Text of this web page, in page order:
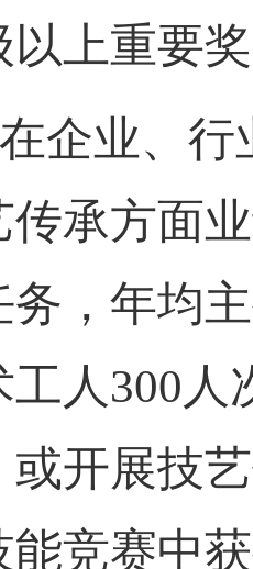
以上重要
在企业、
传承方面
务，年均
人 300 人
或开展技
能竞赛中